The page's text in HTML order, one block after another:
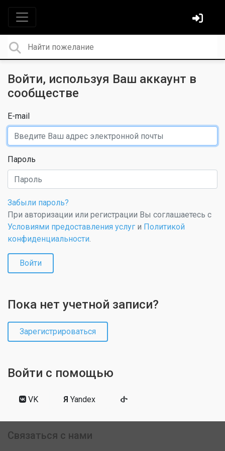
Войти, используя Ваш аккаунт в
сообществе
E-mail
Пароль
Забыли пароль?
При авторизации или регистрации Вы соглашаетесь с
Условиями предоставления услуг и Политикой
конфиденциальности.
Войти
Пока нет учетной записи?
Зарегистрироваться
Войти с помощью
VK Я Yandex
Связаться с нами